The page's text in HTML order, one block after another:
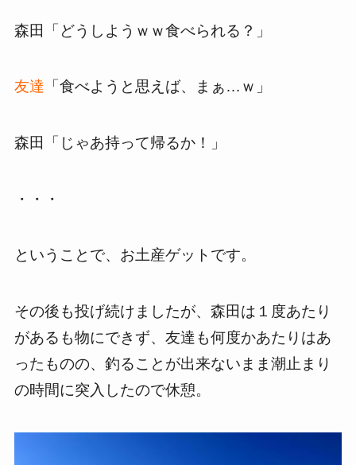
森田「どうしようｗｗ食べられる？」
友達 「食べようと思えば、まぁ…ｗ」
森田「じゃあ持って帰るか！」
・・・
ということで、お土産ゲットです。
その後も投げ続けましたが、森田は１度あたり
があるも物にできず、友達も何度かあたりはあ
ったものの、釣ることが出来ないまま潮止まり
の時間に突入したので休憩。